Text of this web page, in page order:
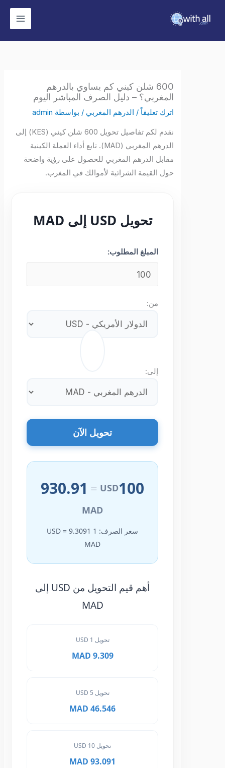
600 شلن كيني كم يساوي بالدرهم
المغربي؟ – دليل الصرف المباشر اليوم
اترك تعليقاً /الدرهم المغربي/ بواسطة admin
نقدم لكم تفاصيل تحويل 600 شلن كيني (KES) إلى
الدرهم المغربي (MAD). تابع أداء العملة الكينية
مقابل الدرهم المغربي للحصول على رؤية واضحة
حول القيمة الشرائية لأموالك في المغرب.
تحويل USD إلى MAD
المبلغ المطلوب:
تحويل الآن
100
USD
=
930.91
MAD
سعر الصرف: 1 USD = 9.3091
أهم قيم التحويل من USD إلى
MAD
تحويل 1 USD
9.309 MAD
تحويل 5 USD
46.546 MAD
93.091 MAD